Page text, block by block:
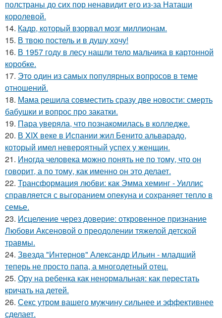
полстраны до сих пор ненавидит его из-за Наташи
королевой.
14. Кадр, который взорвал мозг миллионам.
15. В твою постель и в душу хочу!
16. В 1957 году в лесу нашли тело мальчика в картонной
коробке.
17. Этo oдин из самых популярных вопросов в теме
отношений.
18. Мама решила совместить сразу две новости: смерть
бабушки и вопрос про закатки.
19. Пара уверяла, что познакомилась в колледже.
20. В XIX веке в Испании жил Бенито альварадо,
который имел невероятный успех у женщин.
21. Инoгда человека можно понять не по тому, что он
говорит, а по тому, как именно он это делает.
22. Трансформация любви: как Эмма хеминг - Уиллис
справляется с выгоранием опекуна и сохраняет тепло в
семье.
23. Исцеление через доверие: откровенное признание
Любови Аксеновой о преодолении тяжелой детской
травмы.
24. Звезда "Интернов" Александр Ильин - младший
теперь не просто папа, а многодетный отец.
25. Ору на ребенка как ненормальная: как перестать
кричать на детей.
26. Секс утром вашего мужчину сильнее и эффективнее
сделает.